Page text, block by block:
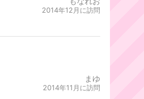
2014年12月に訪問
まゆ
2014年11月に訪問